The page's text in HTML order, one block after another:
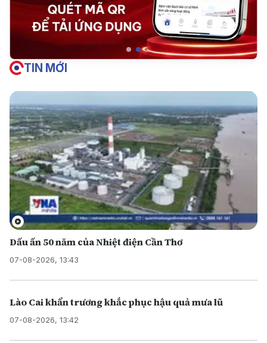
TIN MỚI
Dấu ấn 50 năm của Nhiệt điện Cần Thơ
07-08-2026, 13:43
Lào Cai khẩn trương khắc phục hậu quả mưa lũ
07-08-2026, 13:42